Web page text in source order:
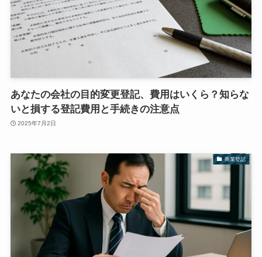
あなたの会社の目的変更登記、費用はいくら？知らな
いと損する登記費用と手続きの注意点
2025年7月2日
商業登記